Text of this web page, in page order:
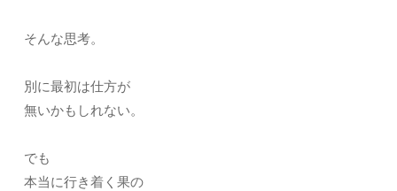
そんな思考。
別に最初は仕方が
無いかもしれない。
でも
本当に行き着く果の